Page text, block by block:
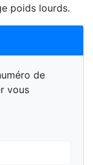
poids lourds.
de
vous